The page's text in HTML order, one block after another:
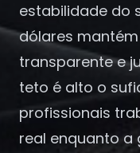
estabilidade do
dólares
transparente e
teto é alto o
profissionais
real enquanto a